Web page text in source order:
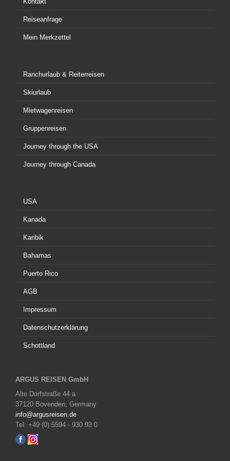
Reiseanfrage
Mein Merkzettel
Ranchurlaub & Reiterreisen
Skiurlaub
Mietwagenreisen
Gruppenreisen
Journey through the USA
Journey through Canada
USA
Kanada
Karibik
Bahamas
Puerto Rico
AGB
Impressum
Datenschutzerklärung
Schottland
ARGUS REISEN GmbH
Alte Dorfstraße 44 a
37120 Bovenden, Germany
info@argusreisen.de
Tel: +49 (0) 5594 - 930 93 0